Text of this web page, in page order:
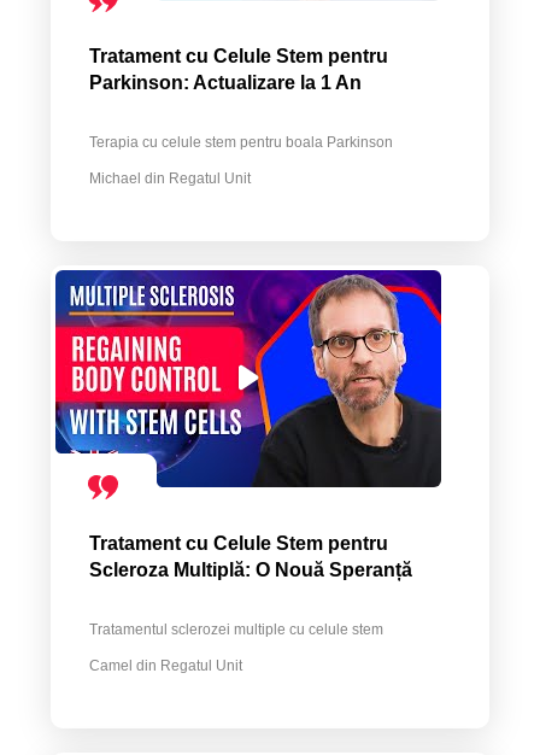
Tratament cu Celule Stem pentru
Parkinson: Actualizare la 1 An
Terapia cu celule stem pentru boala Parkinson
Michael din Regatul Unit
Tratament cu Celule Stem pentru
Scleroza Multiplă: O Nouă Speranță
Tratamentul sclerozei multiple cu celule stem
Camel din Regatul Unit